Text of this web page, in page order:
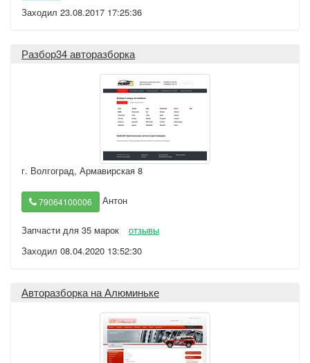
Заходил 23.08.2017 17:25:36
Разбор34 авторазборка
г. Волгоград, Армавирская 8
79064100006 Антон
Запчасти для 35 марок
отзывы
Заходил 08.04.2020 13:52:30
Авторазборка на Алюминьке